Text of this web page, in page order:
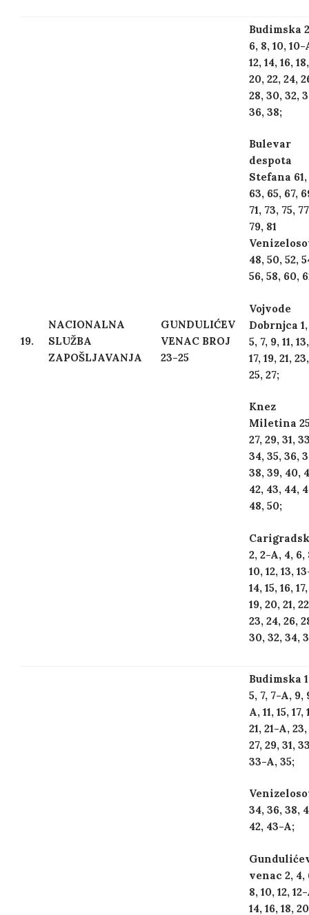
19.
NACIONALNA
SLUŽBA
ZAPOŠLJAVANJA
GUNDULIĆEV
VENAC BROJ
23-25
Budimska
6, 8, 10, 10-
12, 14, 16, 18,
20, 22, 24,
28, 30, 32,
36, 38;
Bulevar
despota
Stefana 61,
63, 65, 67,
71, 73, 75,
79, 81
48, 50, 52,
56, 58, 60,
Vojvode
Dobrnjca
5, 7, 9, 11,
17, 19, 21, 23,
25, 27;
Knez
Miletina
27, 29, 31,
34, 35, 36,
38, 39, 40,
42, 43, 44,
48, 50;
2, 2-A, 4, 6,
10, 12, 13,
14, 15, 16,
19, 20, 21,
23, 24, 26,
30, 32, 34,
Budimska
5, 7, 7-A, 9,
A, 11, 15, 17,
21, 21-A,
27, 29, 31,
33-A, 35;
34, 36, 38,
42, 43-A;
venac 2, 4,
8, 10, 12,
14, 16, 18,